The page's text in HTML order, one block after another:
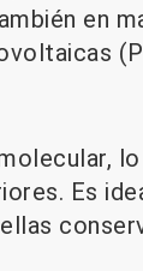
en
Es